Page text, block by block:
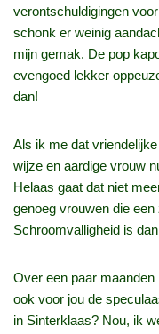
verontschuldigingen
schonk er weinig
mijn gemak. De pop
evengoed lekker
dan!
Als ik me dat
wijze en aardige vrouw
Helaas gaat dat niet
genoeg vrouwen die
Schroomvalligheid is
Over een paar
ook voor jou de
in Sinterklaas? Nou, ik